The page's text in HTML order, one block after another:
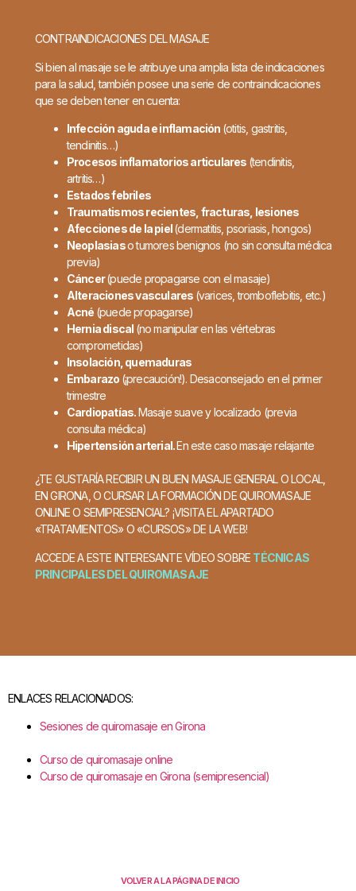
CONTRAINDICACIONES DEL MASAJE
Si bien al masaje se le atribuye una amplia lista de indicaciones
para la salud, también posee una serie de contraindicaciones
que se deben tener en cuenta:
Infección aguda e inflamación (otitis, gastritis,
tendinitis…)
Procesos inflamatorios articulares (tendinitis,
artritis…)
Estados febriles
Traumatismos recientes, fracturas, lesiones
Afecciones de la piel(dermatitis, psoriasis, hongos)
Neoplasiaso tumores benignos (no sin consulta médica
previa)
Cáncer(puede propagarse con el masaje)
Alteraciones vasculares (varices, tromboflebitis, etc.)
Acné (puede propagarse)
Hernia discal (no manipular en las vértebras
comprometidas)
Insolación, quemaduras
Embarazo (¡precaución!). Desaconsejado en el primer
trimestre
Cardiopatías.Masaje suave y localizado (previa
consulta médica)
Hipertensión arterial.En este caso masaje relajante
¿TE GUSTARÍA RECIBIR UN BUEN MASAJE GENERAL O LOCAL,
EN GIRONA, O CURSAR LA FORMACIÓN DE QUIROMASAJE
ONLINE O SEMIPRESENCIAL? ¡VISITA EL APARTADO
«TRATAMIENTOS» O «CURSOS» DE LA WEB!
ACCEDE A ESTE INTERESANTE VÍDEO SOBRE TÉCNICAS
PRINCIPALES DEL QUIROMASAJE
ENLACES RELACIONADOS:
Sesiones de quiromasaje en Girona
Curso de quiromasaje online
Curso de quiromasaje en Girona (semipresencial)
VOLVER A LA PÁGINA DE INICIO